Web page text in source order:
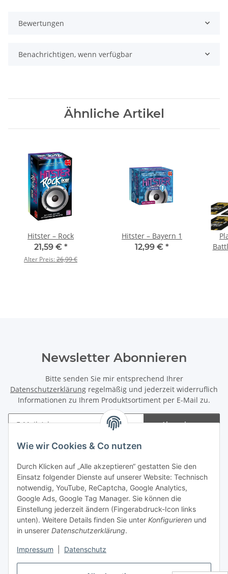
Wie wir Cookies & Co nutzen
Durch Klicken auf „Alle akzeptieren“ gestatten Sie den
Einsatz folgender Dienste auf unserer Website: Technisch
notwendig, YouTube, ReCaptcha, Google Analytics,
Google Ads, Google Tag Manager. Sie können die
Einstellung jederzeit ändern (Fingerabdruck-Icon links
unten). Weitere Details finden Sie unter Konfigurieren und
in unserer Datenschutzerklärung.
Impressum Datenschutz
Bewertungen
Benachrichtigen, wenn verfügbar
Ähnliche Artikel
Hitster – Rock
21,59 € *
Alter Preis:26,99 €
Hitster – Bayern 1
12,99 € *
Newsletter Abonnieren
Bitte senden Sie mir entsprechend Ihrer
Datenschutzerklärung regelmäßig und jederzeit widerruflich
Informationen zu Ihrem Produktsortiment per E-Mail zu.
Abonnieren
Informationen
Gesetzliche Informationen
Spieletreffs in Jülich & Umgebung